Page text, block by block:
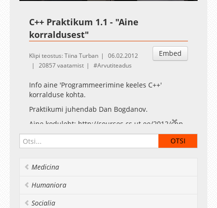
C++ Praktikum 1.1 - "Aine
korraldusest"
Embed
Klipi teostus: Tiina Turban
06.02.2012
20857 vaatamist
Arvutiteadus
Info aine 'Programmeerimine keeles C++'
korralduse kohta.
Praktikumi juhendab Dan Bogdanov.
Aine koduleht: http://courses.cs.ut.ee/2012/cpp
Medicina
Humaniora
Socialia